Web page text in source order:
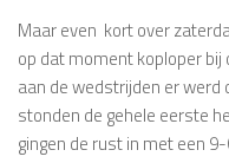
Maar even kort over
op dat moment koploper bij
aan de wedstrijden er werd
stonden de gehele eerste
gingen de rust in met een